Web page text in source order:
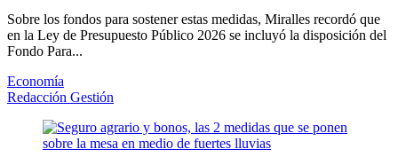
Sobre los fondos para sostener estas medidas, Miralles recordó que
en la Ley de Presupuesto Público 2026 se incluyó la disposición del
Fondo Para...
Economía
Redacción Gestión